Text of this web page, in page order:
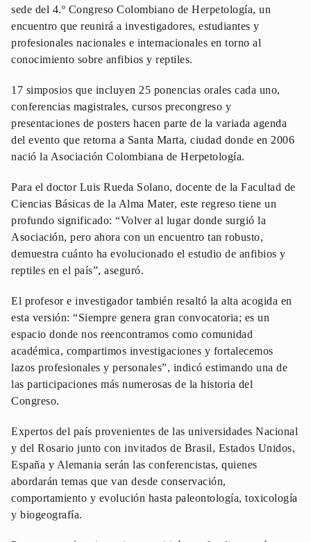
sede del 4.º Congreso Colombiano de Herpetología, un
encuentro que reunirá a investigadores, estudiantes y
profesionales nacionales e internacionales en torno al
conocimiento sobre anfibios y reptiles.
17 simposios que incluyen 25 ponencias orales cada uno,
conferencias magistrales, cursos precongreso y
presentaciones de posters hacen parte de la variada agenda
del evento que retorna a Santa Marta, ciudad donde en 2006
nació la Asociación Colombiana de Herpetología.
Para el doctor Luis Rueda Solano, docente de la Facultad de
Ciencias Básicas de la Alma Mater, este regreso tiene un
profundo significado: “Volver al lugar donde surgió la
Asociación, pero ahora con un encuentro tan robusto,
demuestra cuánto ha evolucionado el estudio de anfibios y
reptiles en el país”, aseguró.
El profesor e investigador también resaltó la alta acogida en
esta versión: “Siempre genera gran convocatoria; es un
espacio donde nos reencontramos como comunidad
académica, compartimos investigaciones y fortalecemos
lazos profesionales y personales”, indicó estimando una de
las participaciones más numerosas de la historia del
Congreso.
Expertos del país provenientes de las universidades Nacional
y del Rosario junto con invitados de Brasil, Estados Unidos,
España y Alemania serán las conferencistas, quienes
abordarán temas que van desde conservación,
comportamiento y evolución hasta paleontología, toxicología
y biogeografía.